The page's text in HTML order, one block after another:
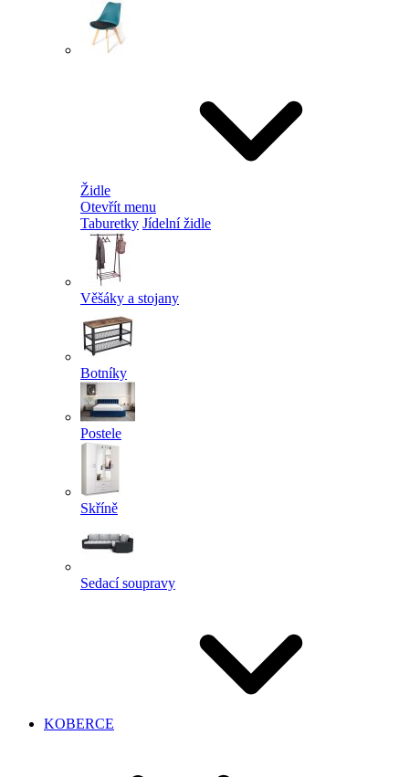
Židle
Otevřít menu
Taburetky Jídelní židle
Věšáky a stojany
Botníky
Postele
Skříně
Sedací soupravy
KOBERCE